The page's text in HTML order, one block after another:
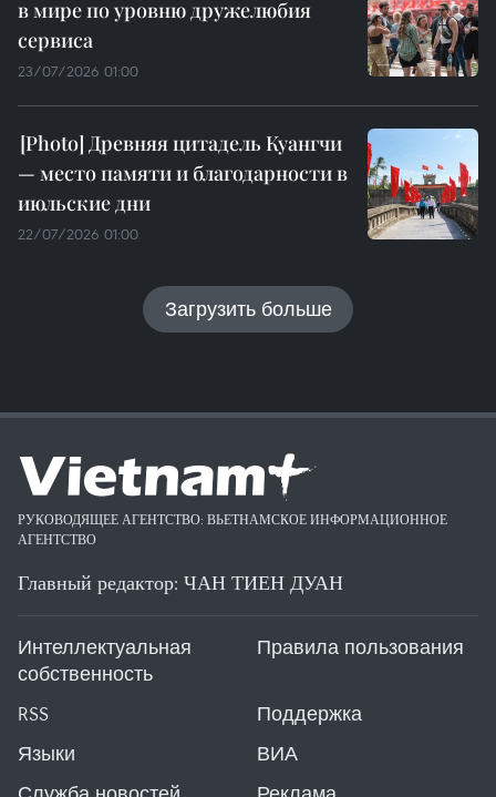
в мире по уровню дружелюбия
сервиса
23/07/2026 01:00
Древняя цитадель Куангчи
— место памяти и благодарности в
июльские дни
22/07/2026 01:00
Загрузить больше
РУКОВОДЯЩЕЕ АГЕНТСТВО: ВЬЕТНАМСКОЕ ИНФОРМАЦИОННОЕ
АГЕНТСТВО
Главный редактор: ЧАН ТИЕН ДУАН
Интеллектуальная
собственность
Правила пользования
RSS
Поддержка
Языки
ВИА